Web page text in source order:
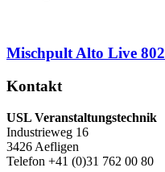
Mischpult Alto Live 802
Kontakt
USL Veranstaltungstechnik
Industrieweg 16
3426 Aefligen
Telefon +41 (0)31 762 00 80